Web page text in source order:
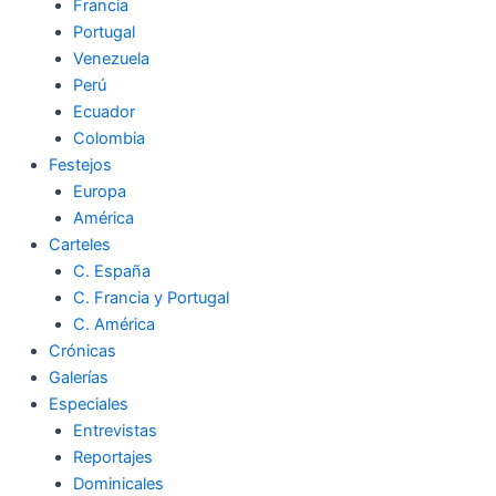
Francia
Portugal
Venezuela
Perú
Ecuador
Colombia
Festejos
Europa
América
Carteles
C. España
C. Francia y Portugal
C. América
Crónicas
Galerías
Especiales
Entrevistas
Reportajes
Dominicales